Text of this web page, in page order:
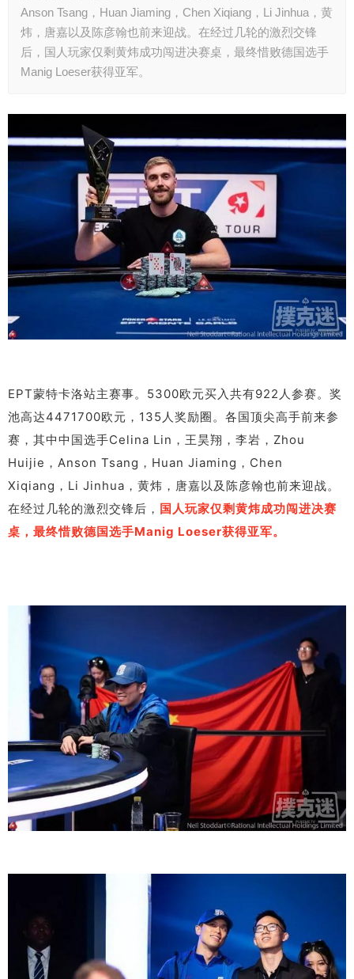
Anson Tsang，Huan Jiaming，Chen Xiqiang，Li Jinhua，黄
炜，唐嘉以及陈彦翰也前来迎战。在经过几轮的激烈交锋
后，国人玩家仅剩黄炜成功闯进决赛桌，最终惜败德国选手
Manig Loeser获得亚军。
EPT蒙特卡洛站主赛事。5300欧元买入共有922人参赛。奖
池高达4471700欧元，135人奖励圈。各国顶尖高手前来参
赛，其中中国选手Celina Lin，王昊翔，李岩，Zhou
Huijie，Anson Tsang，Huan Jiaming，Chen
Xiqiang，Li Jinhua，黄炜，唐嘉以及陈彦翰也前来迎战。
在经过几轮的激烈交锋后， 国人玩家仅剩黄炜成功闯进决赛
桌，最终惜败德国选手Manig Loeser获得亚军。